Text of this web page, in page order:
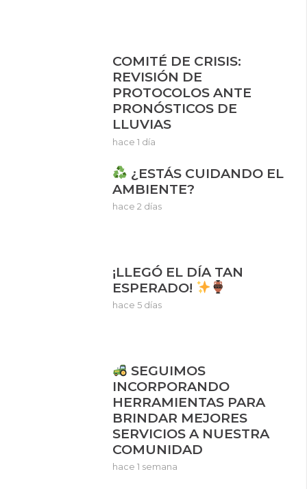
COMITÉ DE CRISIS:
REVISIÓN DE
PROTOCOLOS ANTE
PRONÓSTICOS DE
LLUVIAS
hace 1 día
¿ESTÁS CUIDANDO EL
AMBIENTE?
hace 2 días
¡LLEGÓ EL DÍA TAN
ESPERADO!
hace 5 días
SEGUIMOS
INCORPORANDO
HERRAMIENTAS PARA
BRINDAR MEJORES
SERVICIOS A NUESTRA
COMUNIDAD
hace 1 semana